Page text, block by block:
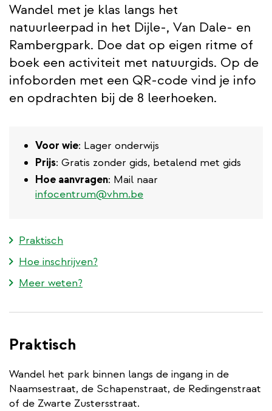
Wandel met je klas langs het
natuurleerpad in het Dijle-, Van Dale- en
Rambergpark. Doe dat op eigen ritme of
boek een activiteit met natuurgids. Op de
infoborden met een QR-code vind je info
en opdrachten bij de 8 leerhoeken.
Voor wie: Lager onderwijs
Prijs: Gratis zonder gids, betalend met gids
Hoe aanvragen: Mail naar
infocentrum@vhm.be
Praktisch
Hoe inschrijven?
Meer weten?
Praktisch
Wandel het park binnen langs de ingang in de
Naamsestraat, de Schapenstraat, de Redingenstraat
of de Zwarte Zustersstraat.